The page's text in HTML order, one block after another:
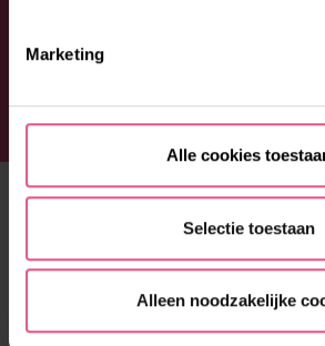
Marketing
Alle cookies
Selectie toestaan
Alleen noodzakelijke
ONS AANBOD
Lekker in je vel